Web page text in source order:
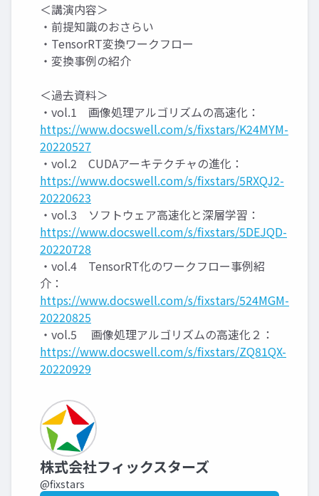
＜講演内容＞
・前提知識のおさらい
・TensorRT変換ワークフロー
・変換事例の紹介
＜過去資料＞
・vol.1 画像処理アルゴリズムの高速化：
https://www.docswell.com/s/fixstars/K24MYM-
20220527
・vol.2 CUDAアーキテクチャの進化：
https://www.docswell.com/s/fixstars/5RXQJ2-
20220623
・vol.3 ソフトウェア高速化と深層学習：
https://www.docswell.com/s/fixstars/5DEJQD-
20220728
・vol.4 TensorRT化のワークフロー事例紹
介：
https://www.docswell.com/s/fixstars/524MGM-
20220825
・vol.5 画像処理アルゴリズムの高速化２：
https://www.docswell.com/s/fixstars/ZQ81QX-
20220929
株式会社フィックスターズ
@fixstars